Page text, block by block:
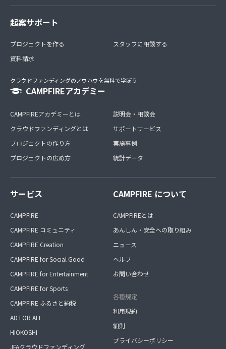
起案サポート
プロジェクトを作る
資料請求
スタッフに相談する
クラウドファンディングのノウハウを無料で学ぼう
CAMPFIREアカデミー
CAMPFIREアカデミーとは
クラウドファンディングとは
プロジェクトの作り方
プロジェクトの広め方
説明会・相談会
サポートサービス
実施事例
統計データ
サービス
CAMPFIRE
CAMPFIRE コミュニティ
CAMPFIRE Creation
CAMPFIRE for Social Good
CAMPFIRE for Entertainment
CAMPFIRE for Sports
CAMPFIRE ふるさと納税
AD FOR ALL
HIOKOSHI
JFAクラウドファンディング
CAMPFIRE について
CAMPFIREとは
あんしん・安全への取り組み
ニュース
ヘルプ
お問い合わせ
各種規定
利用規約
細則
プライバシーポリシー